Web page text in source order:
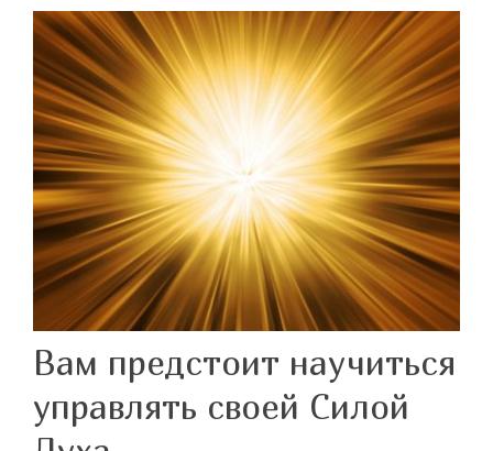
Вам предстоит научиться
управлять своей Силой